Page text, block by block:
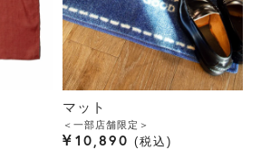
マット
＜一部店舗限定＞
¥ 10,890 税込